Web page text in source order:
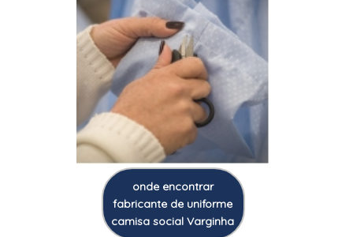
onde encontrar
fabricante de uniforme
camisa social Varginha